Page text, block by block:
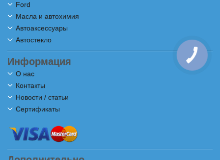
Ford
Масла и автохимия
Автоаксессуары
Автостекло
Информация
О нас
Контакты
Новости / статьи
Сертификаты
КНОПКА
СВЯЗИ